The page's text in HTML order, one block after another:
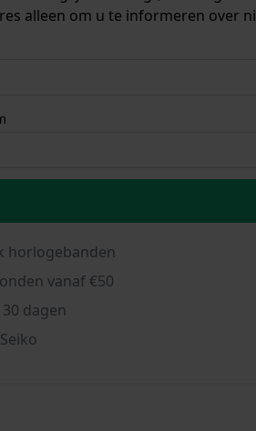
alleen om u te informeren over
horlogebanden
vanaf €50
dagen